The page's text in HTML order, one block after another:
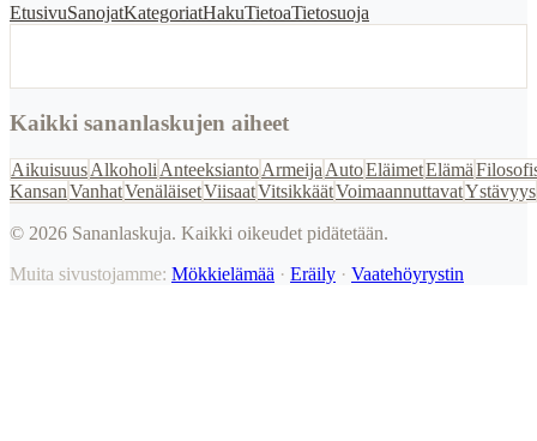
EtusivuSanojatKategoriatHakuTietoaTietosuoja
Kaikki sananlaskujen aiheet
AikuisuusAlkoholi AnteeksiantoArmeija AutoEläimetElämä
KansanVanhatVenäläisetViisaatVitsikkäätVoimaannuttavatYstävyys
© 2026 Sananlaskuja. Kaikki oikeudet pidätetään.
Muita sivustojamme: Mökkielämää · Eräily · Vaatehöyrystin